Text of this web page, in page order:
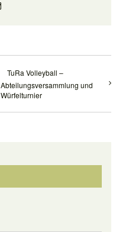
E-
TuRa Volleyball –
Abteilungsversammlung und
Würfelturnier